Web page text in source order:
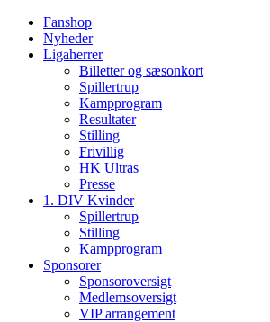
Fanshop
Nyheder
Ligaherrer
Billetter og sæsonkort
Spillertrup
Kampprogram
Resultater
Stilling
Frivillig
HK Ultras
Presse
1. DIV Kvinder
Spillertrup
Stilling
Kampprogram
Sponsorer
Sponsoroversigt
Medlemsoversigt
VIP arrangement